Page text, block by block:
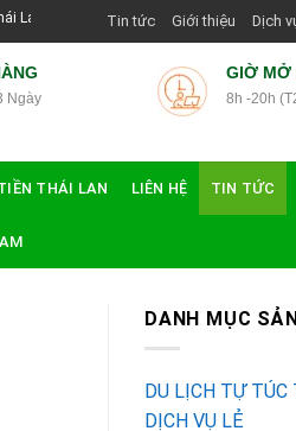
Viên Shop | Với Giá Tốt Nhất
Tin tức Giới thiệu Dịch
Ngày
GIỜ MỞ
8h -20h
THÁI LAN LIÊN HỆ TIN TỨC
DANH MỤC
DU LỊCH TỰ
DỊCH VỤ LẺ